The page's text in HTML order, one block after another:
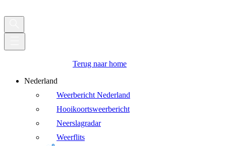
Terug naar home
Nederland
Weerbericht Nederland
Hooikoortsweerbericht
Neerslagradar
Weerflits